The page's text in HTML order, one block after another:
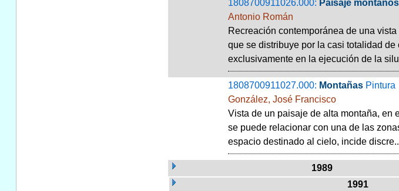
1808700911026.000: Paisaje
Antonio Román
Recreación contemporánea de una
que se distribuye por la casi totalidad
exclusivamente en la ejecución de la
1808700911027.000: Montañas Pintura
González, José Francisco
Vista de un paisaje de alta montaña, en
se puede relacionar con una de las
espacio destinado al cielo, incide
1989
1991